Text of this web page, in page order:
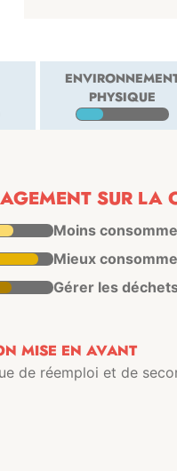
PHYSIQUE
SUR LA
Moins
Mieux
Gérer les
MISE EN AVANT
de réemploi et de